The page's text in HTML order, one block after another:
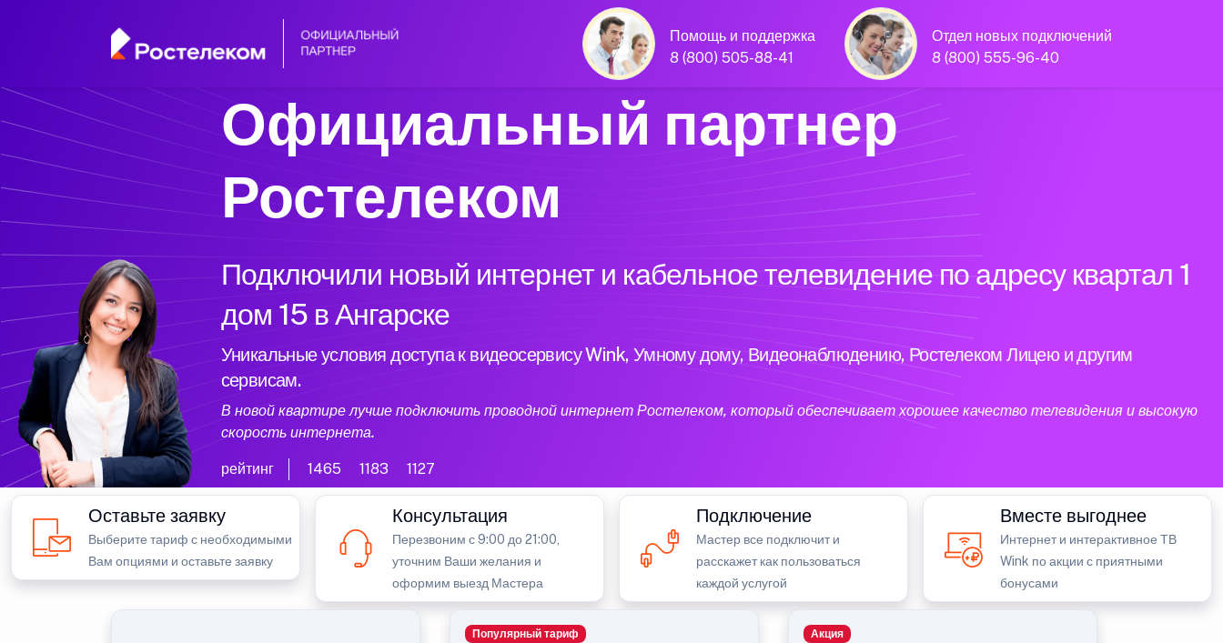
Помощь и поддержка
8 (800) 505-88-41
Отдел новых подключений
8 (800) 555-96-40
Официальный партнер
Ростелеком
Подключили новый интернет и кабельное телевидение по адресу квартал 1
дом 15 в Ангарске
Уникальные условия доступа к видеосервису Wink, Умному дому, Видеонаблюдению, Ростелеком Лицею и другим
сервисам.
В новой квартире лучше подключить проводной интернет Ростелеком, который обеспечивает хорошее качество телевидения и высокую
скорость интернета.
рейтинг 1465 1183 1127
Оставьте заявку
Выберите тариф с необходимыми
Вам опциями и оставьте заявку
Консультация
Перезвоним с 9:00 до 21:00,
уточним Ваши желания и
оформим выезд Мастера
Подключение
Мастер все подключит и
расскажет как пользоваться
каждой услугой
Вместе выгоднее
Интернет и интерактивное ТВ
Wink по акции с приятными
бонусами
Популярный тариф Акция